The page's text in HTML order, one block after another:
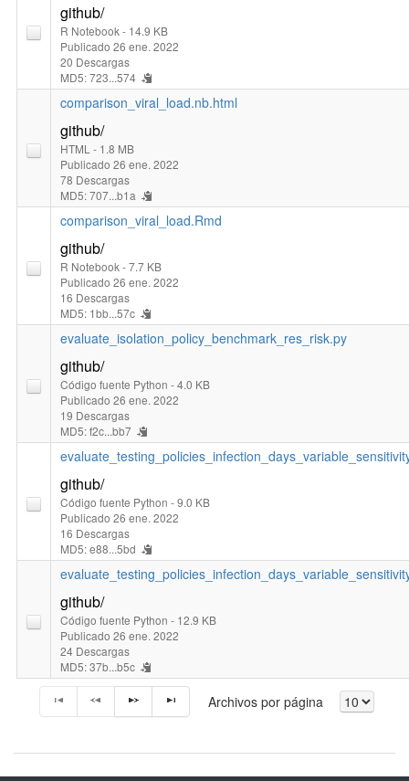
github/
R Notebook- 14.9 KB
Publicado 26 ene. 2022
20 Descargas
MD5: 723...574
comparison_viral_load.nb.html
github/
HTML - 1.8 MB
Publicado 26 ene. 2022
78 Descargas
MD5: 707...b1a
comparison_viral_load.Rmd
github/
R Notebook- 7.7 KB
Publicado 26 ene. 2022
16 Descargas
MD5: 1bb...57c
evaluate_isolation_policy_benchmark_res_risk.py
github/
Código fuente Python - 4.0 KB
Publicado 26 ene. 2022
19 Descargas
MD5: f2c...bb7
github/
Código fuente Python - 9.0 KB
Publicado 26 ene. 2022
16 Descargas
MD5: e88...5bd
github/
Código fuente Python - 12.9 KB
Publicado 26 ene. 2022
24 Descargas
MD5: 37b...b5c
Archivos por página